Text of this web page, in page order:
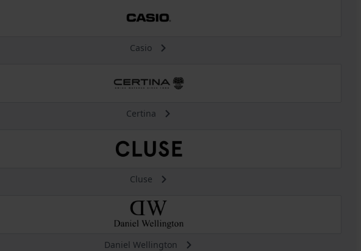
Casio
Certina
Cluse
Daniel Wellington